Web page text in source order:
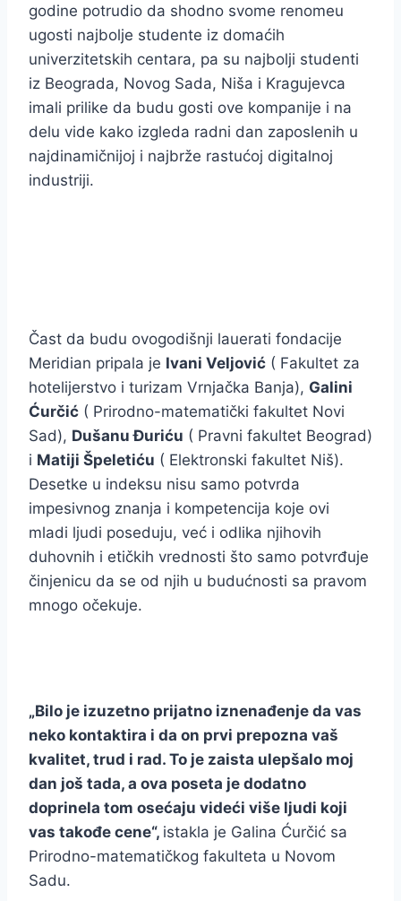
godine potrudio da shodno svome renomeu
ugosti najbolje studente iz domaćih
univerzitetskih centara, pa su najbolji studenti
iz Beograda, Novog Sada, Niša i Kragujevca
imali prilike da budu gosti ove kompanije i na
delu vide kako izgleda radni dan zaposlenih u
najdinamičnijoj i najbrže rastućoj digitalnoj
industriji.
Čast da budu ovogodišnji lauerati fondacije
Meridian pripala je Ivani Veljović ( Fakultet za
hotelijerstvo i turizam Vrnjačka Banja), Galini
Ćurčić ( Prirodno-matematički fakultet Novi
Sad), Dušanu Đuriću ( Pravni fakultet Beograd)
i Matiji Špeletiću ( Elektronski fakultet Niš).
Desetke u indeksu nisu samo potvrda
impesivnog znanja i kompetencija koje ovi
mladi ljudi poseduju, već i odlika njihovih
duhovnih i etičkih vrednosti što samo potvrđuje
činjenicu da se od njih u budućnosti sa pravom
mnogo očekuje.
„Bilo je izuzetno prijatno iznenađenje da vas
neko kontaktira i da on prvi prepozna vaš
kvalitet, trud i rad. To je zaista ulepšalo moj
dan još tada, a ova poseta je dodatno
doprinela tom osećaju videći više ljudi koji
vas takođe cene“, istakla je Galina Ćurčić sa
Prirodno-matematičkog fakulteta u Novom
Sadu.